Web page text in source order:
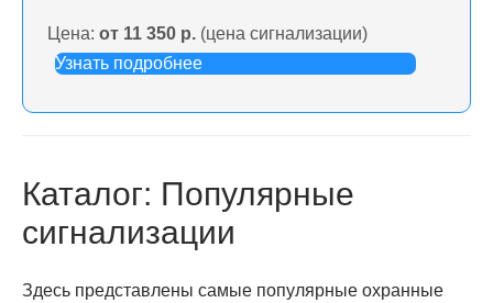
Цена:от 11 350 р. (цена сигнализации)
Узнать подробнее
Каталог: Популярные
сигнализации
Здесь представлены самые популярные охранные